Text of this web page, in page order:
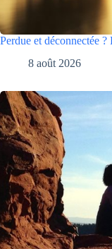
Perdue et déconnectée
8 août 2026